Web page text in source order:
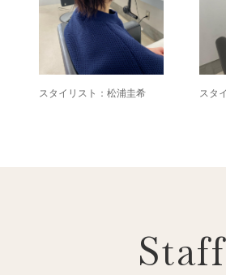
スタイリスト：松浦圭希 スタ
Staff